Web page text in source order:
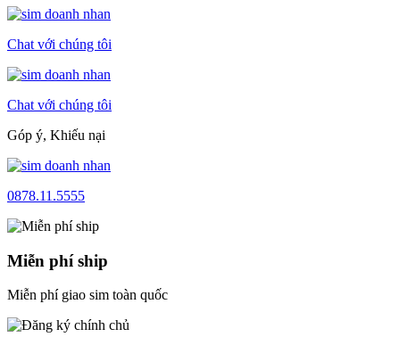
Chat với chúng tôi
Chat với chúng tôi
Góp ý, Khiếu nại
0878.11.5555
Miễn phí ship
Miễn phí giao sim toàn quốc